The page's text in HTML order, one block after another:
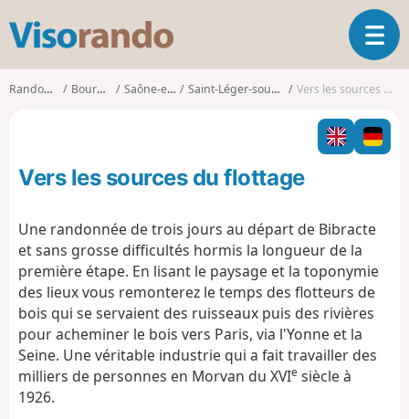
s
o
O
u
i
r
l
v
g
a
o
Randonnées Bourgogne Saône-et-Loire Saint-Léger-sous-Beuvray Vers les sources du flottage
Vers les sources du flottage
Une randonnée de trois jours au départ de Bibracte
et sans grosse difficultés hormis la longueur de la
première étape. En lisant le paysage et la toponymie
des lieux vous remonterez le temps des flotteurs de
bois qui se servaient des ruisseaux puis des rivières
pour acheminer le bois vers Paris, via l'Yonne et la
Seine. Une véritable industrie qui a fait travailler des
milliers de personnes en Morvan du XVIe siècle à
1926.